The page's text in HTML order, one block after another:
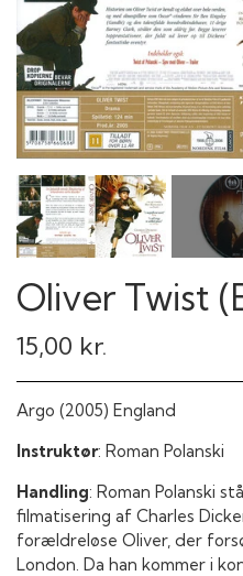
Oliver Twist
15,00 kr.
Argo (2005) England
Instruktør: Roman Polanski
Handling: Roman Polanski
filmatisering af Charles
forældreløse Oliver, der
London. Da han kommer i